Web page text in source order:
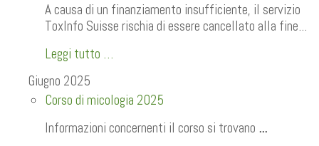
A causa di un finanziamento insufficiente, il servizio
ToxInfo Suisse rischia di essere cancellato alla fine...
Leggi tutto …
Giugno 2025
Corso di micologia 2025
Informazioni concernenti il corso si trovano ...